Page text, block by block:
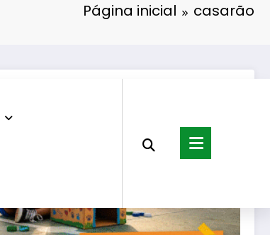
Página inicial casarão